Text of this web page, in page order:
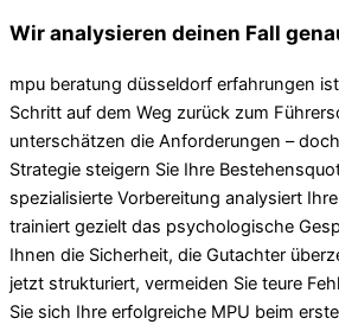
Wir analysieren deinen Fall
mpu beratung düsseldorf erfahrungen
Schritt auf dem Weg zurück zum
unterschätzen die Anforderungen –
Strategie steigern Sie Ihre
spezialisierte Vorbereitung analysiert
trainiert gezielt das psychologische
Ihnen die Sicherheit, die Gutachter
jetzt strukturiert, vermeiden Sie teure
Sie sich Ihre erfolgreiche MPU beim